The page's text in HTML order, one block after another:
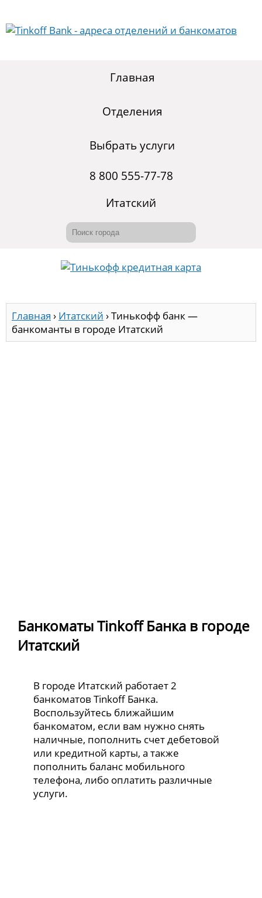
Главная
Отделения
Выбрать услуги
8 800 555-77-78
Итатский
Главная › Итатский ›Тинькофф банк —
банкоманты в городе Итатский
Банкоматы Tinkoff Банка в городе
Итатский
В городе Итатский работает 2
банкоматов Tinkoff Банка.
Воспользуйтесь ближайшим
банкоматом, если вам нужно снять
наличные, пополнить счет дебетовой
или кредитной карты, а также
пополнить баланс мобильного
телефона, либо оплатить различные
услуги.